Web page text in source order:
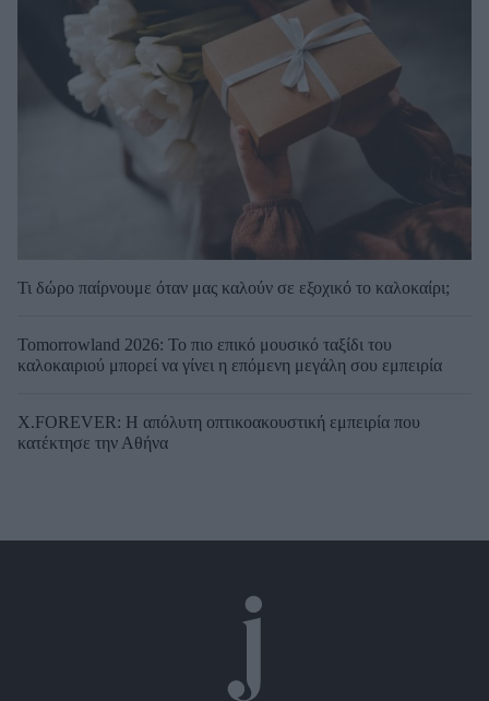
Τι δώρο παίρνουμε όταν μας καλούν σε εξοχικό το καλοκαίρι;
Tomorrowland 2026: Το πιο επικό μουσικό ταξίδι του
καλοκαιριού μπορεί να γίνει η επόμενη μεγάλη σου εμπειρία
X.FOREVER: Η απόλυτη οπτικοακουστική εμπειρία που
κατέκτησε την Αθήνα